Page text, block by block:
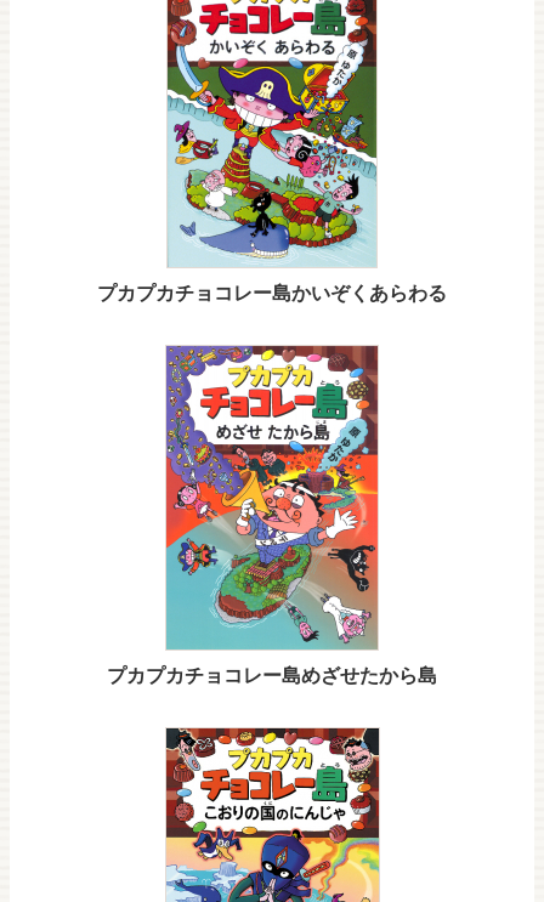
プカプカチョコレー島かいぞくあらわる
プカプカチョコレー島めざせたから島